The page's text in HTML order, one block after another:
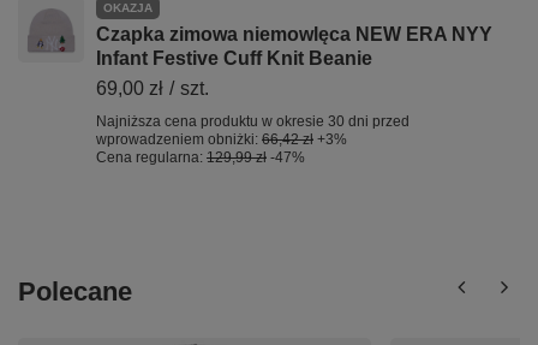
OKAZJA
Czapka zimowa niemowlęca NEW ERA NYY
Infant Festive Cuff Knit Beanie
69,00 zł / szt.
Najniższa cena produktu w okresie 30 dni przed
wprowadzeniem obniżki: 66,42 zł +3%
Cena regularna: 129,99 zł -47%
Polecane